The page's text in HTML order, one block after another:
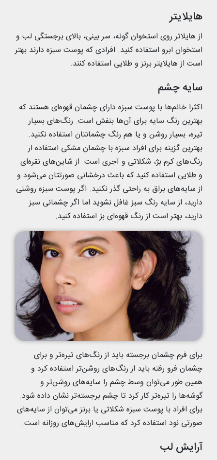
هایلایتر
از هایلاتر روی استخوان گونه، سر بینی، بالای برجستگی لب و
استخوان ابرو استفاده کنید. افرادی که پوست سبزه دارند بهتر
است از هایلایتر برنز و طلایی استفاده کنند.
سایه چشم
اکثرا خانم‌ها با پوست سبزه دارای چشمان قهوه‌ای هستند که
بهترین رنگ سایه برای آن‌ها بنفش است. رنگ‌های بسیار
تیره، بسیار روشن و یا هم رنگ چشمانتان استفاده نکنید.
بهترین گزینه برای افراد سبزه با چشمان مشکی استفاده ار
رنگ‌های کرم بژ، شکلاتی و آجری است. از شاین‌های نقره‌ای
و طلایی استفاده کنید که باعث درخشانی صورتتان می‌شود و
از سایه‌های براق به راحتی گذر نکنید. اگر پوست سبزه روشنی
دارید، از سایه رنگ سبز غافل نشوید اما اگر چشمانی سبز
دارید، بهتر است از رنگ قهوه‌ای بژ استفاده کنید.
برای فرم چشمان برجسته باید از رنگ‌های تیره‌تر و برای
چشمان فرو رفته باید از رنگ‌های روشن‌تر استفاده کرد و
همین طور می‌توان وسط چشم را سایه‌های روشن‌تر و
گوشه‌ها را تیره‌تر کار کرد تا چشم برجسته‌تر نشان داده شود.
برای افراد با پوست سبزه شکلاتی یا برنز می‌توان از سایه‌های
صورتی نود استفاده کرد که مناسب ارایش‌های روزانه است.
آرایش لب